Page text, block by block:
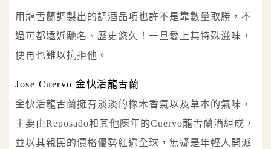
用龍舌蘭調製出的調酒品項也許不是靠數量取勝，不
過可都遠近馳名、歷史悠久！一旦愛上其特殊滋味，
便再也難以抗拒他。
Jose Cuervo 金快活龍舌蘭
金快活龍舌蘭擁有淡淡的橡木香氣以及草本的氣味，
主要由Reposado和其他陳年的Cuervo龍舌蘭酒組成，
並以其親民的價格優勢紅遍全球，無疑是年輕人開派